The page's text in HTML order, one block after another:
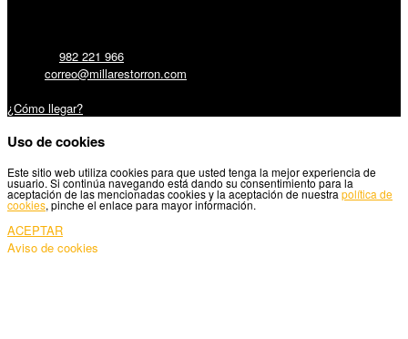
982 221 966
correo@millarestorron.com
¿Cómo llegar?
Uso de cookies
Este sitio web utiliza cookies para que usted tenga la mejor experiencia de
usuario. Si continúa navegando está dando su consentimiento para la
aceptación de las mencionadas cookies y la aceptación de nuestra política de
cookies, pinche el enlace para mayor información.
ACEPTAR
Aviso de cookies